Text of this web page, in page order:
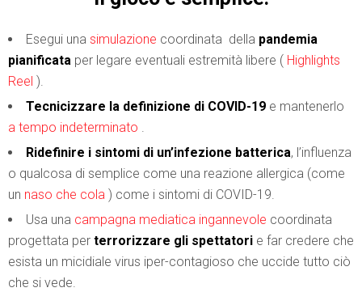
Esegui una simulazione coordinata della pandemia
pianificata per legare eventuali estremità libere ( Highlights
Reel ).
Tecnicizzare la definizione di COVID-19 e mantenerlo
a tempo indeterminato .
Ridefinire i sintomi di un’infezione batterica, l’influenza
o qualcosa di semplice come una reazione allergica (come
un naso che cola ) come i sintomi di COVID-19.
Usa una campagna mediatica ingannevole coordinata
progettata per terrorizzare gli spettatori e far credere che
esista un micidiale virus iper-contagioso che uccide tutto ciò
che si vede.